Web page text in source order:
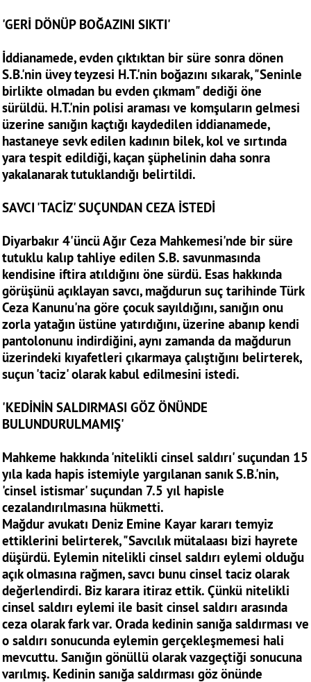
'GERİ DÖNÜP BOĞAZINI SIKTI'
İddianamede, evden çıktıktan bir süre sonra dönen
S.B.'nin üvey teyzesi H.T.'nin boğazını sıkarak, "Seninle
birlikte olmadan bu evden çıkmam" dediği öne
sürüldü. H.T.'nin polisi araması ve komşuların gelmesi
üzerine sanığın kaçtığı kaydedilen iddianamede,
hastaneye sevk edilen kadının bilek, kol ve sırtında
yara tespit edildiği, kaçan şüphelinin daha sonra
yakalanarak tutuklandığı belirtildi.
SAVCI 'TACİZ' SUÇUNDAN CEZA İSTEDİ
Diyarbakır 4'üncü Ağır Ceza Mahkemesi'nde bir süre
tutuklu kalıp tahliye edilen S.B. savunmasında
kendisine iftira atıldığını öne sürdü. Esas hakkında
görüşünü açıklayan savcı, mağdurun suç tarihinde Türk
Ceza Kanunu'na göre çocuk sayıldığını, sanığın onu
zorla yatağın üstüne yatırdığını, üzerine abanıp kendi
pantolonunu indirdiğini, aynı zamanda da mağdurun
üzerindeki kıyafetleri çıkarmaya çalıştığını belirterek,
suçun 'taciz' olarak kabul edilmesini istedi.
'KEDİNİN SALDIRMASI GÖZ ÖNÜNDE
BULUNDURULMAMIŞ'
Mahkeme hakkında 'nitelikli cinsel saldırı' suçundan 15
yıla kada hapis istemiyle yargılanan sanık S.B.'nin,
'cinsel istismar' suçundan 7.5 yıl hapisle
cezalandırılmasına hükmetti.
Mağdur avukatı Deniz Emine Kayar kararı temyiz
ettiklerini belirterek, "Savcılık mütalaası bizi hayrete
düşürdü. Eylemin nitelikli cinsel saldırı eylemi olduğu
açık olmasına rağmen, savcı bunu cinsel taciz olarak
değerlendirdi. Biz karara itiraz ettik. Çünkü nitelikli
cinsel saldırı eylemi ile basit cinsel saldırı arasında
ceza olarak fark var. Orada kedinin sanığa saldırması ve
o saldırı sonucunda eylemin gerçekleşmemesi hali
mevcuttu. Sanığın gönüllü olarak vazgeçtiği sonucuna
varılmış. Kedinin sanığa saldırması göz önünde